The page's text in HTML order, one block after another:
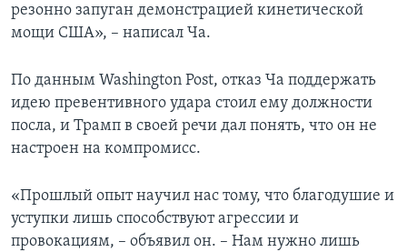
резонно запуган демонстрацией кинетической
мощи США», – написал Ча.
По данным Washington Post, отказ Ча поддержать
идею превентивного удара стоил ему должности
посла, и Трамп в своей речи дал понять, что он не
настроен на компромисс.
«Прошлый опыт научил нас тому, что благодушие и
уступки лишь способствуют агрессии и
провокациям, – объявил он. – Нам нужно лишь